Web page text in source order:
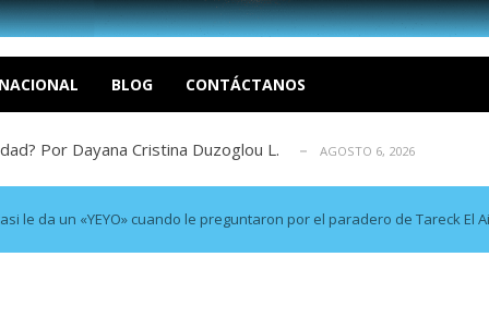
BLOG CONTÁCTANOS
de derechos humanos en el Minister... AGOSTO 6, 2026
un mercado impulsado por el auge de... AGOSTO 6, 2026
costo del colapso eléctrico en...
Por Dayana Cristina Duzoglou L.
apagones y promesas incumplidas... AGOSTO 6, 2026
de derechos humanos en el Minister... AGOSTO 6, 2026
un mercado impulsado por el auge de... AGOSTO 6, 2026
costo del colapso eléctrico en... AGOSTO 7, 2026
le da un «YEYO» cuando le preguntaron por el paradero de Tareck El